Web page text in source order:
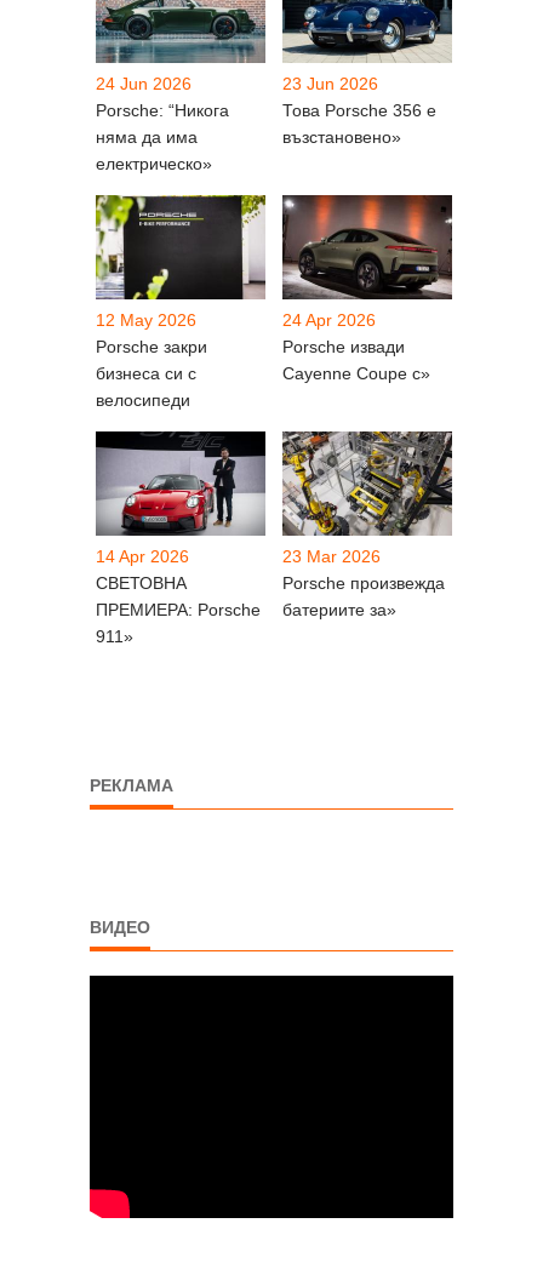
24 Jun 2026
Porsche: “Никога
няма да има
електрическо»
23 Jun 2026
Това Porsche 356 е
възстановено»
12 May 2026
Porsche закри
бизнеса си с
велосипеди
24 Apr 2026
Porsche извади
Cayenne Coupe с»
14 Apr 2026
СВЕТОВНА
ПРЕМИЕРА: Porsche
911»
23 Mar 2026
Porsche произвежда
батериите за»
РЕКЛАМА
ВИДЕО